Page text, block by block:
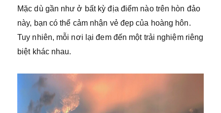
Mặc dù gần như ở bất kỳ địa điểm nào trên hòn đảo
này, bạn có thể cảm nhận vẻ đẹp của hoàng hôn.
Tuy nhiên, mỗi nơi lại đem đến một trải nghiệm riêng
biệt khác nhau.